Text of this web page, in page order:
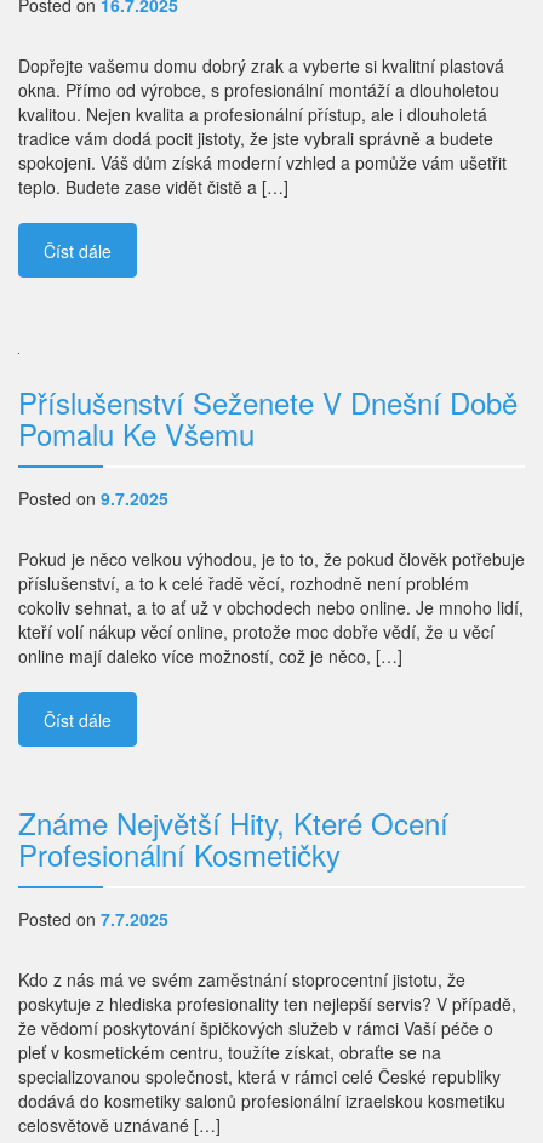
Posted on 16.7.2025
Dopřejte vašemu domu dobrý zrak a vyberte si kvalitní plastová
okna. Přímo od výrobce, s profesionální montáží a dlouholetou
kvalitou. Nejen kvalita a profesionální přístup, ale i dlouholetá
tradice vám dodá pocit jistoty, že jste vybrali správně a budete
spokojeni. Váš dům získá moderní vzhled a pomůže vám ušetřit
teplo. Budete zase vidět čistě a […]
Číst dále
Příslušenství Seženete V Dnešní Době
Pomalu Ke Všemu
Posted on 9.7.2025
Pokud je něco velkou výhodou, je to to, že pokud člověk potřebuje
příslušenství, a to k celé řadě věcí, rozhodně není problém
cokoliv sehnat, a to ať už v obchodech nebo online. Je mnoho lidí,
kteří volí nákup věcí online, protože moc dobře vědí, že u věcí
online mají daleko více možností, což je něco, […]
Číst dále
Známe Největší Hity, Které Ocení
Profesionální Kosmetičky
Posted on 7.7.2025
Kdo z nás má ve svém zaměstnání stoprocentní jistotu, že
poskytuje z hlediska profesionality ten nejlepší servis? V případě,
že vědomí poskytování špičkových služeb v rámci Vaší péče o
pleť v kosmetickém centru, toužíte získat, obraťte se na
specializovanou společnost, která v rámci celé České republiky
dodává do kosmetiky salonů profesionální izraelskou kosmetiku
celosvětově uznávané […]